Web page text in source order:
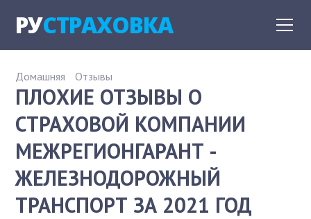
РУСТРАХОВКА
Домашняя Отзывы
ПЛОХИЕ ОТЗЫВЫ О
СТРАХОВОЙ КОМПАНИИ
МЕЖРЕГИОНГАРАНТ -
ЖЕЛЕЗНОДОРОЖНЫЙ
ТРАНСПОРТ ЗА 2021 ГОД